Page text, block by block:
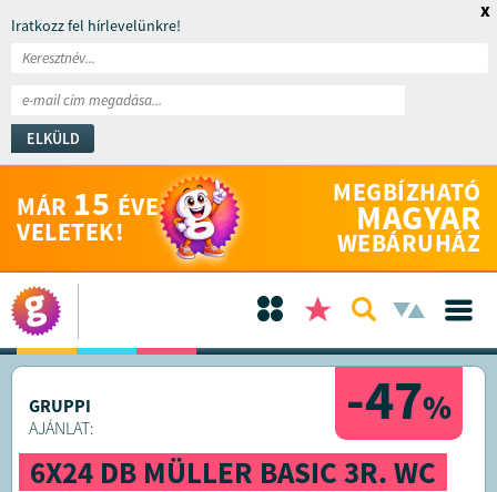
Iratkozz fel hírlevelünkre!
ELKÜLD
x
MÁR 15 ÉVE
VELETEK!
MEGBÍZHATÓ
MAGYAR
WEBÁRUHÁZ
-47%
GRUPPI
AJÁNLAT:
6X24 DB MÜLLER BASIC 3R. WC